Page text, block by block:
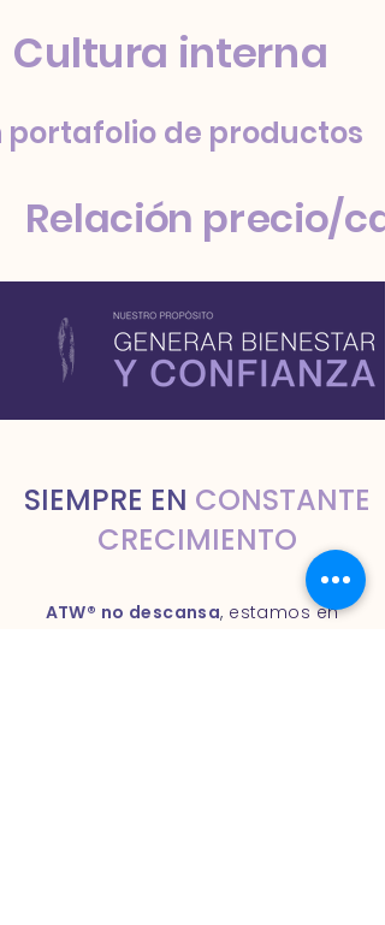
Cultura interna
portafolio de productos
Relación precio/
SIEMPRE EN CONSTANTE
CRECIMIENTO
ATW® no descansa, estamos en